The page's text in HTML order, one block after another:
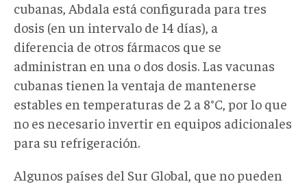
cubanas, Abdala está configurada para tres
dosis (en un intervalo de 14 días), a
diferencia de otros fármacos que se
administran en una o dos dosis. Las vacunas
cubanas tienen la ventaja de mantenerse
estables en temperaturas de 2 a 8°C, por lo que
no es necesario invertir en equipos adicionales
para su refrigeración.
Algunos países del Sur Global, que no pueden